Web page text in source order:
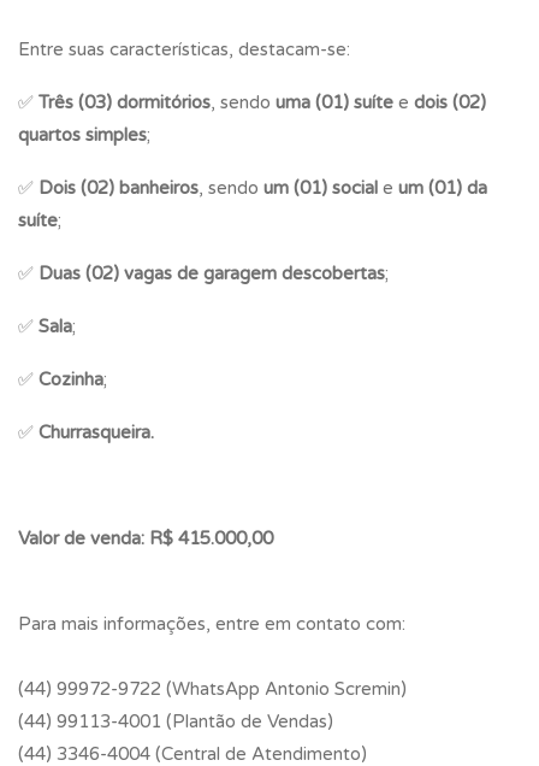
Entre suas características, destacam-se:
✅ Três (03) dormitórios, sendo uma (01) suíte e dois (02)
quartos simples;
✅ Dois (02) banheiros, sendo um (01) social e um (01) da
suíte;
✅ Duas (02) vagas de garagem descobertas;
✅ Sala;
✅ Cozinha;
✅ Churrasqueira.
Valor de venda: R$ 415.000,00
Para mais informações, entre em contato com:
(44) 99972-9722 (WhatsApp Antonio Scremin)
(44) 99113-4001 (Plantão de Vendas)
(44) 3346-4004 (Central de Atendimento)